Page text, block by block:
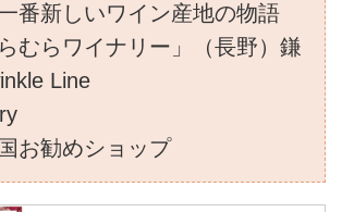
番新しいワイン産地の物語
むらワイナリー」（長野）鎌
Line
お勧めショップ